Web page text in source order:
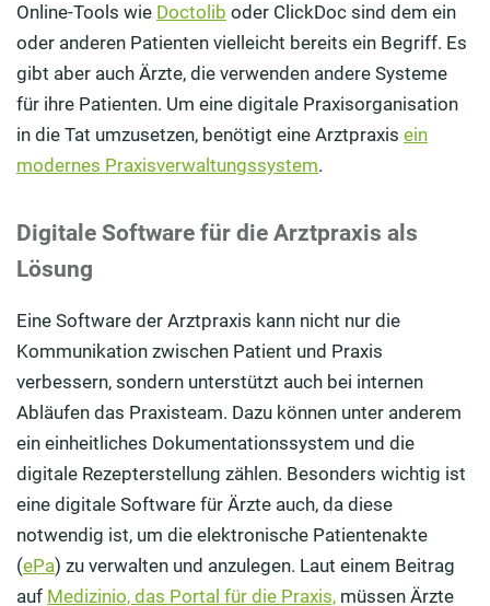
Online-Tools wie Doctolib oder ClickDoc sind dem ein
oder anderen Patienten vielleicht bereits ein Begriff. Es
gibt aber auch Ärzte, die verwenden andere Systeme
für ihre Patienten. Um eine digitale Praxisorganisation
in die Tat umzusetzen, benötigt eine Arztpraxis ein
modernes Praxisverwaltungssystem.
Digitale Software für die Arztpraxis als
Lösung
Eine Software der Arztpraxis kann nicht nur die
Kommunikation zwischen Patient und Praxis
verbessern, sondern unterstützt auch bei internen
Abläufen das Praxisteam. Dazu können unter anderem
ein einheitliches Dokumentationssystem und die
digitale Rezepterstellung zählen. Besonders wichtig ist
eine digitale Software für Ärzte auch, da diese
notwendig ist, um die elektronische Patientenakte
(ePa) zu verwalten und anzulegen. Laut einem Beitrag
auf Medizinio, das Portal für die Praxis, müssen Ärzte